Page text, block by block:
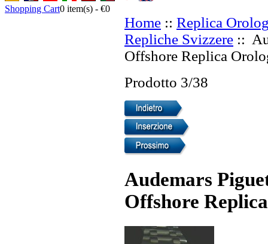
Shopping Cart0 item(s) - €0
Home :: Replica
Repliche Svizzere ::
Offshore Replica
Prodotto 3/38
Audemars
Offshore